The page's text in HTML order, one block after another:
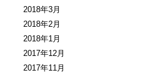
2018年3月
2018年2月
2018年1月
2017年12月
2017年11月